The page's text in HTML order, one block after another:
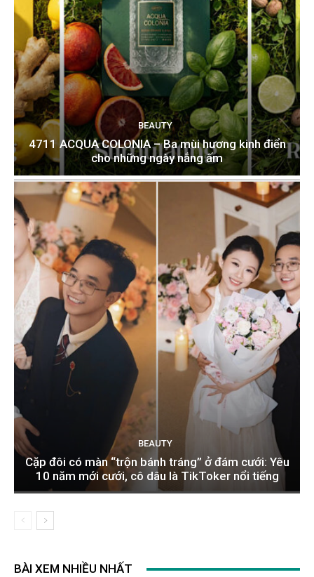
BEAUTY
4711 ACQUA COLONIA – Ba mùi hương kinh điển
cho những ngày nắng ấm
BEAUTY
Cặp đôi có màn “trộn bánh tráng” ở đám cưới: Yêu
10 năm mới cưới, cô dâu là TikToker nổi tiếng
BÀI XEM NHIỀU NHẤT